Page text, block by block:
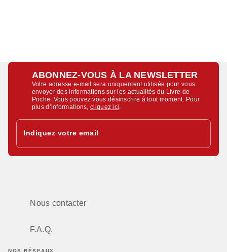
ABONNEZ-VOUS À LA NEWSLETTER
Votre adresse e-mail sera uniquement utilisée pour vous
envoyer des informations sur les actualités du Livre de
Poche. Vous pouvez vous désinscrire à tout moment. Pour
plus d’informations,cliquez ici
Indiquez votre email
Nous contacter
F.A.Q.
NOS RÉSEAUX